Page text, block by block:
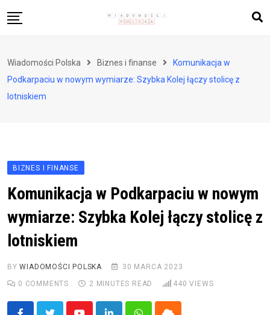
to
Zdrowie i styl życia
Polityka i społeczeństwo
Wiadomości Polska Biznes i finanse
Komunikacja w
Podkarpaciu w nowym wymiarze: Szybka Kolej łączy stolicę z
lotniskiem
BIZNES I FINANSE
Komunikacja w Podkarpaciu w nowym
wymiarze: Szybka Kolej łączy stolicę z
lotniskiem
BYWIADOMOŚCI POLSKA
30 MARCA 2023
0 COMMENTS 2 MINUTES READ 440 VIEWS